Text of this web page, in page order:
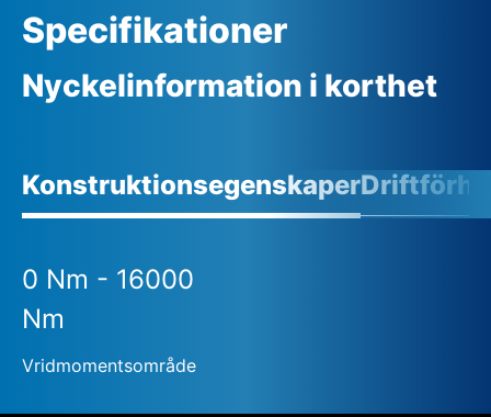
Specifikationer
Nyckelinformation i korthet
Konstruktionsegenskaper
0 Nm - 16000
Nm
Vridmomentsområde